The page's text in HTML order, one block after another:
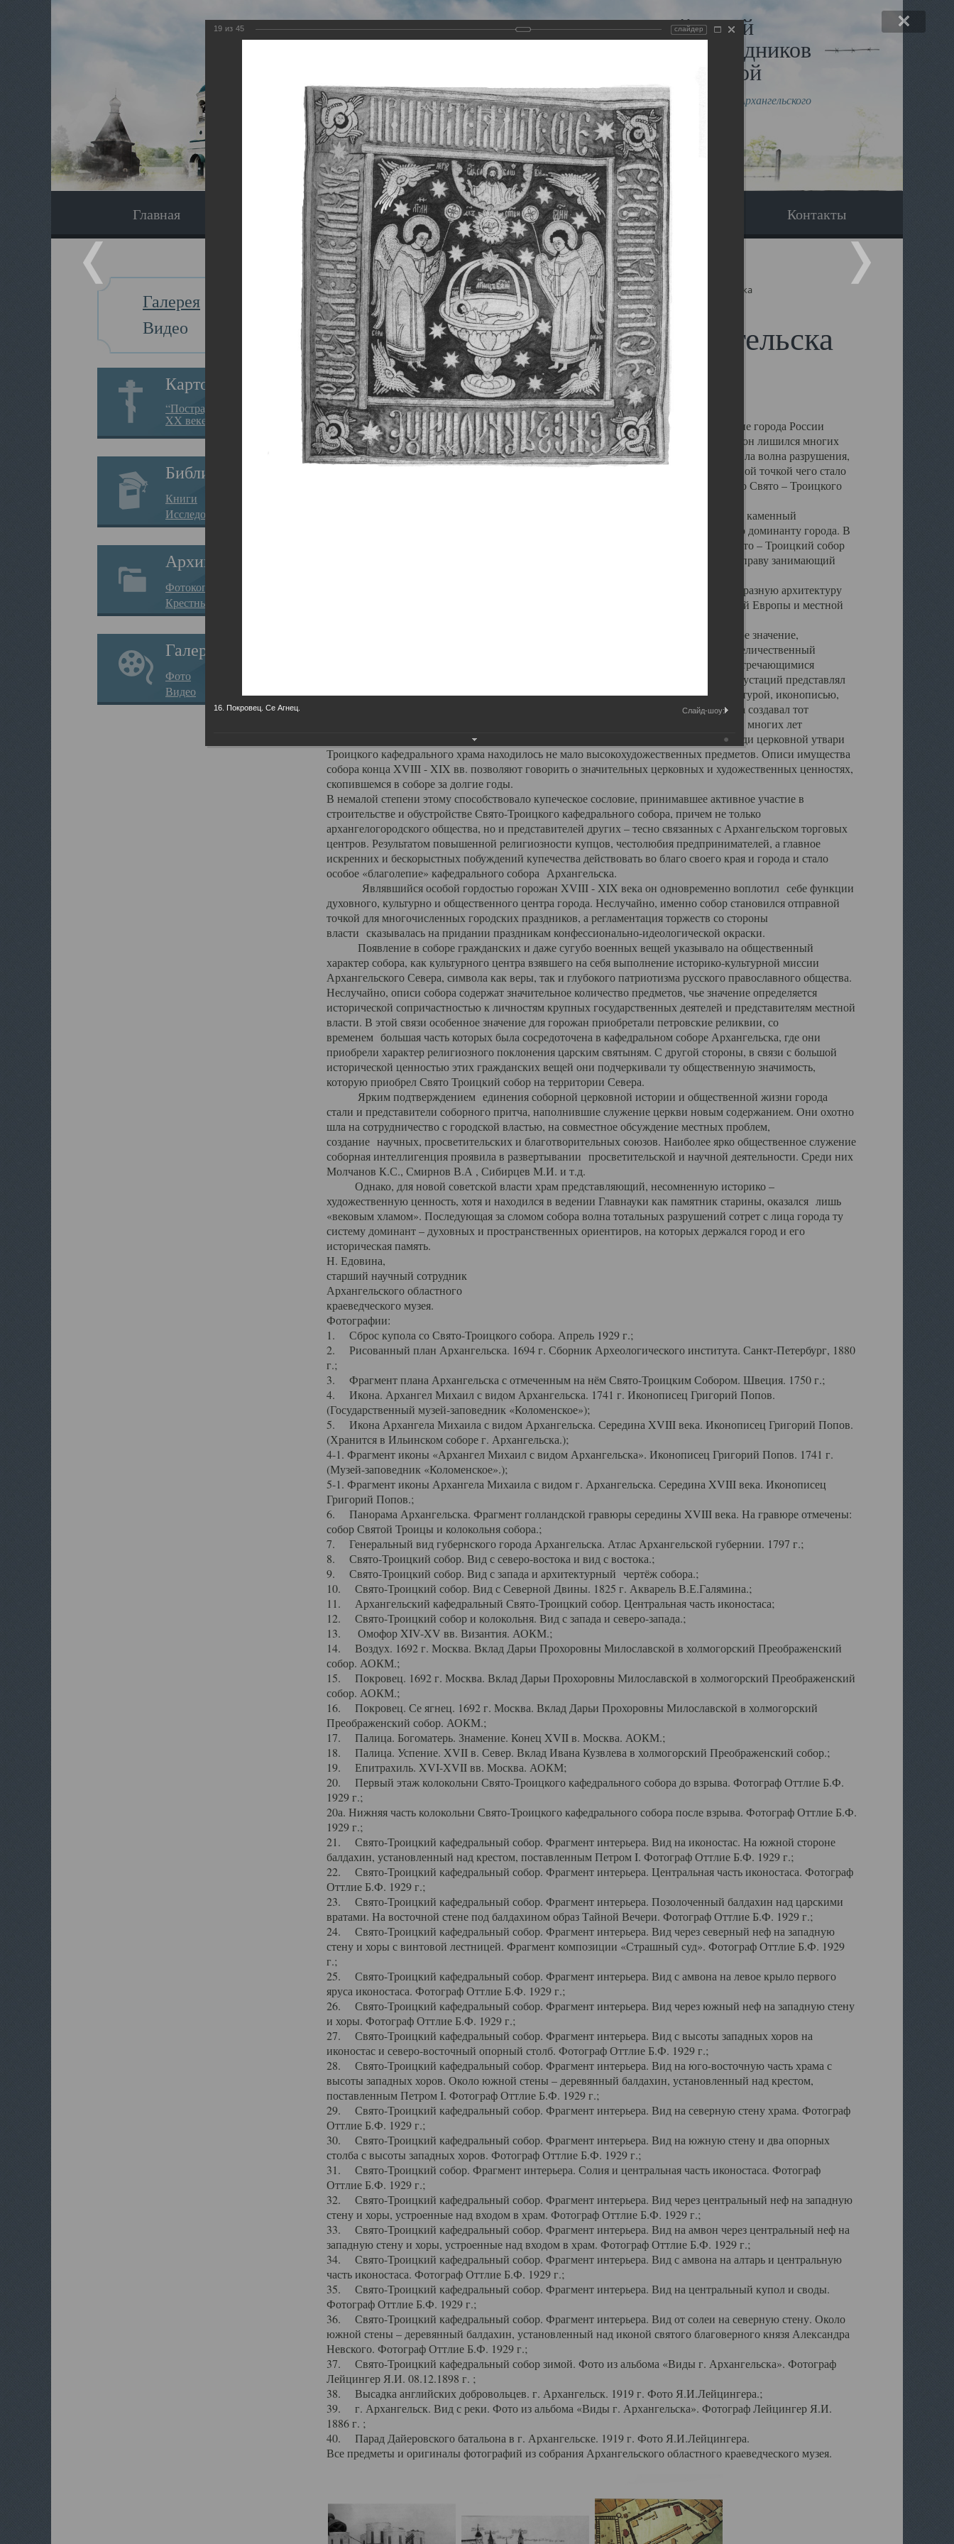
Виртуальный музей
Новомучеников и исповедников
Земли Архангельской
Сайт создан по благословлению митрополита Архангельского
и Холмогорского Даниила
Главная Экскурсия Наследники Галерея Вопрос-ответ Контакты
Галерея
Видео
Картотека
“Пострадавшие за веру в
XX веке на Севере”
Библиотека
Книги
Исследования
Архив
Фотокопии дел
Крестные ходы
Галерея
Фото
Видео
Главная Галерея Храмы-мученики Архангельска Свято-Троицкий собор Архангельска
Свято-Троицкий собор Архангельска
Свято-Троицкий собор Архангельска
23.12.2015
Сегодня мы можем говорить, что Архангельск в большей мере, чем другие губернские города России
пострадал от целенаправленных систематических разрушений, в результате которых он лишился многих
выдающихся памятников архитектуры. Больше всего по старому Архангельску ударила волна разрушения,
вызванная борьбой с религией, набравшая особую силу в конце 20 –х годов. Отправной точкой чего стало
разрушение православного центра архангельской губернии - ансамбля кафедрального Свято – Троицкого
Возникнув в начале XVIII века в центре Архангельска, величественный каменный
двухэтажный Троицкий собор, сразу превратился в зрительную и градостроительную доминанту города. В
XVIII веке по масштабам ему не было равных на Севере. Вплоть до разрушения Свято – Троицкий собор
оставался самым высоким и значительным из городских строений Архангельска, по праву занимающий
Один из самых больших и светлых соборов России воплотил в себе яркую и своеобразную архитектуру
портового города с отраженными в ней архитектурными течениями России, Западной Европы и местной
Масштабность, благолепие и богатство собора, вполне оправдывали его кафедральное значение,
заслуженно выделяя из многочисленных культовых построек города. Обширный и величественный
иконостас украшенный колоннами ионического стиля, с единственными нигде не встречающимися
царскими вратами, изящным фронтоном и множеством резных, символических инкрустаций представлял
собой поистине художественную ценность. В совокупности же с живописью, скульптурой, иконописью,
шитьем, многочисленными предметами церковной утвари интерьер Троицкого храма создавал тот
неповторимый красочный ансамбль декоративного убранства собора, на протяжении многих лет
поражающий воображение своих посетителей. В соборной ризнице, библиотеке, среди церковной утвари
Троицкого кафедрального храма находилось не мало высокохудожественных предметов. Описи имущества
собора конца XVIII - XIX вв. позволяют говорить о значительных церковных и художественных ценностях,
скопившемся в соборе за долгие годы.
В немалой степени этому способствовало купеческое сословие, принимавшее активное участие в
строительстве и обустройстве Свято-Троицкого кафедрального собора, причем не только
архангелогородского общества, но и представителей других – тесно связанных с Архангельском торговых
центров. Результатом повышенной религиозности купцов, честолюбия предпринимателей, а главное
искренних и бескорыстных побуждений купечества действовать во благо своего края и города и стало
особое «благолепие» кафедрального собора Архангельска.
Являвшийся особой гордостью горожан XVIII - XIX века он одновременно воплотил себе функции
духовного, культурно и общественного центра города. Неслучайно, именно собор становился отправной
точкой для многочисленных городских праздников, а регламентация торжеств со стороны
власти сказывалась на придании праздникам конфессионально-идеологической окраски.
Появление в соборе гражданских и даже сугубо военных вещей указывало на общественный
характер собора, как культурного центра взявшего на себя выполнение историко-культурной миссии
Архангельского Севера, символа как веры, так и глубокого патриотизма русского православного общества.
Неслучайно, описи собора содержат значительное количество предметов, чье значение определяется
исторической сопричастностью к личностям крупных государственных деятелей и представителям местной
власти. В этой связи особенное значение для горожан приобретали петровские реликвии, со
временем большая часть которых была сосредоточена в кафедральном соборе Архангельска, где они
приобрели характер религиозного поклонения царским святыням. С другой стороны, в связи с большой
исторической ценностью этих гражданских вещей они подчеркивали ту общественную значимость,
которую приобрел Свято Троицкий собор на территории Севера.
Ярким подтверждением единения соборной церковной истории и общественной жизни города
стали и представители соборного притча, наполнившие служение церкви новым содержанием. Они охотно
шла на сотрудничество с городской властью, на совместное обсуждение местных проблем,
создание научных, просветительских и благотворительных союзов. Наиболее ярко общественное служение
соборная интеллигенция проявила в развертывании просветительской и научной деятельности. Среди них
Молчанов К.С., Смирнов В.А , Сибирцев М.И. и т.д.
Однако, для новой советской власти храм представляющий, несомненную историко –
художественную ценность, хотя и находился в ведении Главнауки как памятник старины, оказался лишь
«вековым хламом». Последующая за сломом собора волна тотальных разрушений сотрет с лица города ту
систему доминант – духовных и пространственных ориентиров, на которых держался город и его
историческая память.
Н. Едовина,
старший научный сотрудник
Архангельского областного
краеведческого музея.
Фотографии:
1. Сброс купола со Свято-Троицкого собора. Апрель 1929 г.;
2. Рисованный план Архангельска. 1694 г. Сборник Археологического института. Санкт-Петербург, 1880
г.;
3. Фрагмент плана Архангельска с отмеченным на нём Свято-Троицким Собором. Швеция. 1750 г.;
4. Икона. Архангел Михаил с видом Архангельска. 1741 г. Иконописец Григорий Попов.
(Государственный музей-заповедник «Коломенское»);
5. Икона Архангела Михаила с видом Архангельска. Середина XVIII века. Иконописец Григорий Попов.
(Хранится в Ильинском соборе г. Архангельска.);
4-1. Фрагмент иконы «Архангел Михаил с видом Архангельска». Иконописец Григорий Попов. 1741 г.
(Музей-заповедник «Коломенское».);
5-1. Фрагмент иконы Архангела Михаила с видом г. Архангельска. Середина XVIII века. Иконописец
Григорий Попов.;
6. Панорама Архангельска. Фрагмент голландской гравюры середины XVIII века. На гравюре отмечены:
собор Святой Троицы и колокольня собора.;
7. Генеральный вид губернского города Архангельска. Атлас Архангельской губернии. 1797 г.;
8. Свято-Троицкий собор. Вид с северо-востока и вид с востока.;
9. Свято-Троицкий собор. Вид с запада и архитектурный чертёж собора.;
10. Свято-Троицкий собор. Вид с Северной Двины. 1825 г. Акварель В.Е.Галямина.;
11. Архангельский кафедральный Свято-Троицкий собор. Центральная часть иконостаса;
12. Свято-Троицкий собор и колокольня. Вид с запада и северо-запада.;
13. Омофор XIV-XV вв. Византия. АОКМ.;
14. Воздух. 1692 г. Москва. Вклад Дарьи Прохоровны Милославской в холмогорский Преображенский
собор. АОКМ.;
15. Покровец. 1692 г. Москва. Вклад Дарьи Прохоровны Милославской в холмогорский Преображенский
собор. АОКМ.;
16. Покровец. Се ягнец. 1692 г. Москва. Вклад Дарьи Прохоровны Милославской в холмогорский
Преображенский собор. АОКМ.;
17. Палица. Богоматерь. Знамение. Конец XVII в. Москва. АОКМ.;
18. Палица. Успение. XVII в. Север. Вклад Ивана Кузвлева в холмогорский Преображенский собор.;
19. Епитрахиль. XVI-XVII вв. Москва. АОКМ;
20. Первый этаж колокольни Свято-Троицкого кафедрального собора до взрыва. Фотограф Оттлие Б.Ф.
1929 г.;
20а. Нижняя часть колокольни Свято-Троицкого кафедрального собора после взрыва. Фотограф Оттлие Б.Ф.
1929 г.;
21. Свято-Троицкий кафедральный собор. Фрагмент интерьера. Вид на иконостас. На южной стороне
балдахин, установленный над крестом, поставленным Петром I. Фотограф Оттлие Б.Ф. 1929 г.;
22. Свято-Троицкий кафедральный собор. Фрагмент интерьера. Центральная часть иконостаса. Фотограф
Оттлие Б.Ф. 1929 г.;
23. Свято-Троицкий кафедральный собор. Фрагмент интерьера. Позолоченный балдахин над царскими
вратами. На восточной стене под балдахином образ Тайной Вечери. Фотограф Оттлие Б.Ф. 1929 г.;
24. Свято-Троицкий кафедральный собор. Фрагмент интерьера. Вид через северный неф на западную
стену и хоры с винтовой лестницей. Фрагмент композиции «Страшный суд». Фотограф Оттлие Б.Ф. 1929
г.;
25. Свято-Троицкий кафедральный собор. Фрагмент интерьера. Вид с амвона на левое крыло первого
яруса иконостаса. Фотограф Оттлие Б.Ф. 1929 г.;
26. Свято-Троицкий кафедральный собор. Фрагмент интерьера. Вид через южный неф на западную стену
и хоры. Фотограф Оттлие Б.Ф. 1929 г.;
27. Свято-Троицкий кафедральный собор. Фрагмент интерьера. Вид с высоты западных хоров на
иконостас и северо-восточный опорный столб. Фотограф Оттлие Б.Ф. 1929 г.;
28. Свято-Троицкий кафедральный собор. Фрагмент интерьера. Вид на юго-восточную часть храма с
высоты западных хоров. Около южной стены – деревянный балдахин, установленный над крестом,
поставленным Петром I. Фотограф Оттлие Б.Ф. 1929 г.;
29. Свято-Троицкий кафедральный собор. Фрагмент интерьера. Вид на северную стену храма. Фотограф
Оттлие Б.Ф. 1929 г.;
30. Свято-Троицкий кафедральный собор. Фрагмент интерьера. Вид на южную стену и два опорных
столба с высоты западных хоров. Фотограф Оттлие Б.Ф. 1929 г.;
31. Свято-Троицкий собор. Фрагмент интерьера. Солия и центральная часть иконостаса. Фотограф
Оттлие Б.Ф. 1929 г.;
32. Свято-Троицкий кафедральный собор. Фрагмент интерьера. Вид через центральный неф на западную
стену и хоры, устроенные над входом в храм. Фотограф Оттлие Б.Ф. 1929 г.;
33. Свято-Троицкий кафедральный собор. Фрагмент интерьера. Вид на амвон через центральный неф на
западную стену и хоры, устроенные над входом в храм. Фотограф Оттлие Б.Ф. 1929 г.;
34. Свято-Троицкий кафедральный собор. Фрагмент интерьера. Вид с амвона на алтарь и центральную
часть иконостаса. Фотограф Оттлие Б.Ф. 1929 г.;
35. Свято-Троицкий кафедральный собор. Фрагмент интерьера. Вид на центральный купол и своды.
Фотограф Оттлие Б.Ф. 1929 г.;
36. Свято-Троицкий кафедральный собор. Фрагмент интерьера. Вид от солеи на северную стену. Около
южной стены – деревянный балдахин, установленный над иконой святого благоверного князя Александра
Невского. Фотограф Оттлие Б.Ф. 1929 г.;
37. Свято-Троицкий кафедральный собор зимой. Фото из альбома «Виды г. Архангельска». Фотограф
Лейцингер Я.И. 08.12.1898 г. ;
38. Высадка английских добровольцев. г. Архангельск. 1919 г. Фото Я.И.Лейцингера.;
39. г. Архангельск. Вид с реки. Фото из альбома «Виды г. Архангельска». Фотограф Лейцингер Я.И.
1886 г. ;
40. Парад Дайеровского батальона в г. Архангельске. 1919 г. Фото Я.И.Лейцингера.
Все предметы и оригиналы фотографий из собрания Архангельского областного краеведческого музея.
19 из 45 слайдер
16. Покровец. Се Агнец. Слайд-шоу: